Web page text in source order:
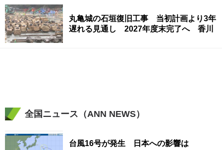
丸亀城の石垣復旧工事 当初計画より3年
遅れる見通し 2027年度末完了へ 香川
全国ニュース（ANN NEWS）
台風16号が発生 日本への影響は